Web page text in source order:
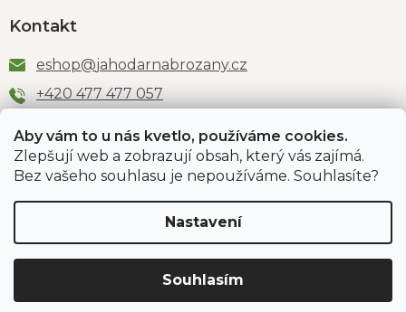
Aby vám to u nás kvetlo, používáme cookies.
Zlepšují web a zobrazují obsah, který vás zajímá.
Bez vašeho souhlasu je nepoužíváme. Souhlasíte?
Nastavení
Souhlasím
Kontakt
eshop@jahodarnabrozany.cz
+420 477 477 057
Odběr newsletteru
PŘIHLÁSIT SE